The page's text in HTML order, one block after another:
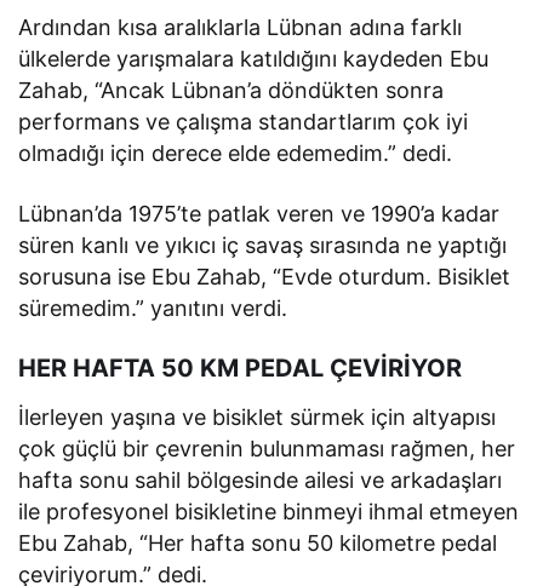
Ardından kısa aralıklarla Lübnan adına farklı
ülkelerde yarışmalara katıldığını kaydeden Ebu
Zahab, “Ancak Lübnan’a döndükten sonra
performans ve çalışma standartlarım çok iyi
olmadığı için derece elde edemedim.” dedi.
Lübnan’da 1975’te patlak veren ve 1990’a kadar
süren kanlı ve yıkıcı iç savaş sırasında ne yaptığı
sorusuna ise Ebu Zahab, “Evde oturdum. Bisiklet
süremedim.” yanıtını verdi.
HER HAFTA 50 KM PEDAL ÇEVİRİYOR
İlerleyen yaşına ve bisiklet sürmek için altyapısı
çok güçlü bir çevrenin bulunmaması rağmen, her
hafta sonu sahil bölgesinde ailesi ve arkadaşları
ile profesyonel bisikletine binmeyi ihmal etmeyen
Ebu Zahab, “Her hafta sonu 50 kilometre pedal
çeviriyorum.” dedi.